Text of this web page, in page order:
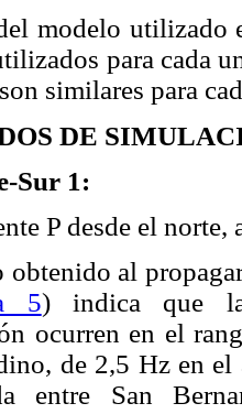
modelo utilizado
para cada
similares para
DE
Sur 1:
P desde el norte,
obtenido al
5) indica que
ocurren en el
de 2,5 Hz en
entre San